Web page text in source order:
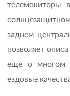
телемониторы
заднем
позволяет
еще о многом
ездовые